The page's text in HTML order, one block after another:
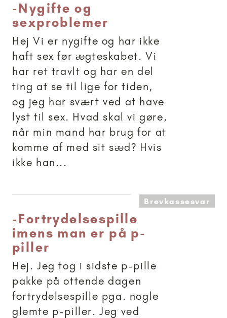
-Nygifte og
sexproblemer
Hej Vi er nygifte og har ikke
haft sex før ægteskabet. Vi
har ret travlt og har en del
ting at se til lige for tiden,
og jeg har svært ved at have
lyst til sex. Hvad skal vi gøre,
når min mand har brug for at
komme af med sit sæd? Hvis
ikke han...
Brevkassesvar
-Fortrydelsespille
imens man er på p-
piller
Hej. Jeg tog i sidste p-pille
pakke på ottende dagen
fortrydelsespille pga. nogle
glemte p-piller. Jeg ved